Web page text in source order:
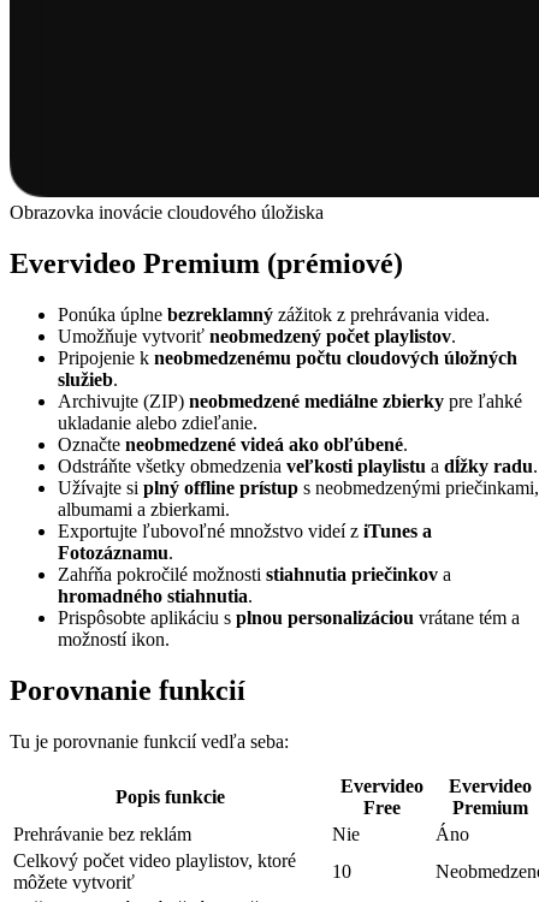
Obrazovka inovácie cloudového úložiska
Evervideo Premium (prémiové)
Ponúka úplne bezreklamný zážitok z prehrávania videa.
Umožňuje vytvoriť neobmedzený počet playlistov.
Pripojenie k neobmedzenému počtu cloudových úložných
služieb.
Archivujte (ZIP) neobmedzené mediálne zbierky pre ľahké
ukladanie alebo zdieľanie.
Označte neobmedzené videá ako obľúbené.
Odstráňte všetky obmedzenia veľkosti playlistu a dĺžky radu.
Užívajte si plný offline prístup s neobmedzenými priečinkami,
albumami a zbierkami.
Exportujte ľubovoľné množstvo videí z iTunes a
Fotozáznamu.
Zahŕňa pokročilé možnosti stiahnutia priečinkov a
hromadného stiahnutia.
Prispôsobte aplikáciu s plnou personalizáciou vrátane tém a
možností ikon.
Porovnanie funkcií
Tu je porovnanie funkcií vedľa seba:
Popis funkcie
Evervideo
Free
Evervideo
Premium
Prehrávanie bez reklám
Nie
Áno
Celkový počet video playlistov, ktoré
môžete vytvoriť
10